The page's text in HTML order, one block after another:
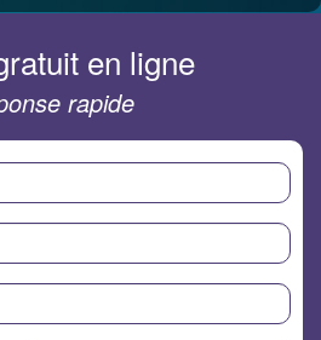
en ligne
rapide